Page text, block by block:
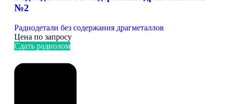
№2
Радиодетали без содержания драгметаллов
Цена по запросу
Сдать радиолом